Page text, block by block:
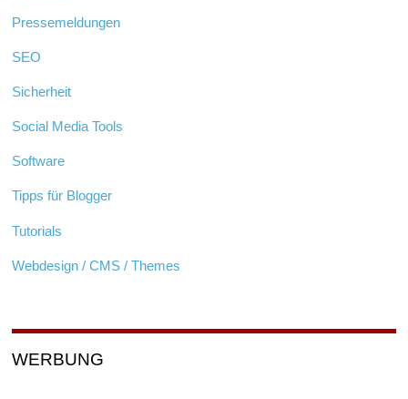
Pressemeldungen
SEO
Sicherheit
Social Media Tools
Software
Tipps für Blogger
Tutorials
Webdesign / CMS / Themes
WERBUNG